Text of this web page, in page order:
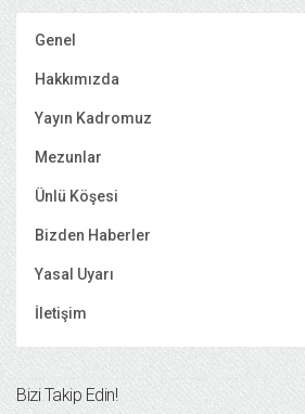
Genel
Hakkımızda
Yayın Kadromuz
Mezunlar
Ünlü Köşesi
Bizden Haberler
Yasal Uyarı
İletişim
Bizi Takip Edin!